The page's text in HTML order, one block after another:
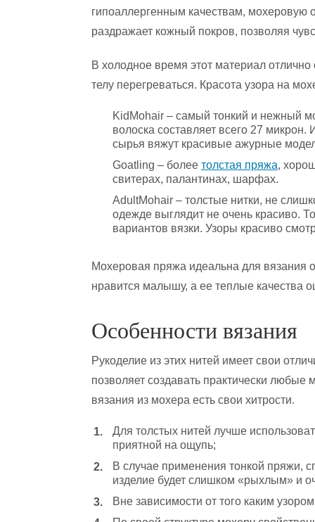
гипоаллергенным качествам, мохеровую
раздражает кожный покров, позволяя
В холодное время этот материал
телу перегреваться. Красота узора на
KidMohair – самый тонкий и нежный
волоска составляет всего 27 микрон.
сырья вяжут красивые ажурные
Goatling – более толстая пряжа,
свитерах, палантинах, шарфах.
AdultMohair – толстые нитки, не
одежде выглядит не очень красиво.
вариантов вязки. Узоры красиво
Мохеровая пряжа идеальна для вязания
нравится малышу, а ее теплые качества
Особенности вязания
Рукоделие из этих нитей имеет свои
позволяет создавать практически
вязания из мохера есть свои хитрости.
Для толстых нитей лучше
приятной на ощупь;
В случае применения тонкой пряжи,
изделие будет слишком «рыхлым» и
Вне зависимости от того каким